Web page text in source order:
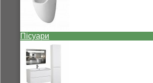
Пісуари